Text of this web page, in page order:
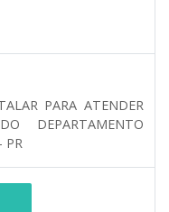
PARA ATENDER
DEPARTAMENTO
PR